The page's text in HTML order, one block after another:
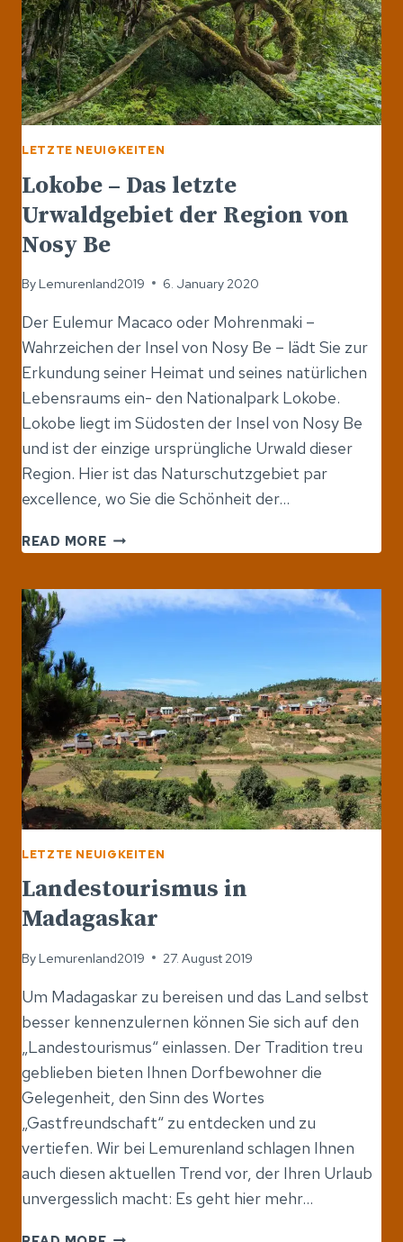
LETZTE NEUIGKEITEN
Lokobe – Das letzte
Urwaldgebiet der Region von
Nosy Be
By Lemurenland2019 6. January 2020
Der Eulemur Macaco oder Mohrenmaki –
Wahrzeichen der Insel von Nosy Be – lädt Sie zur
Erkundung seiner Heimat und seines natürlichen
Lebensraums ein- den Nationalpark Lokobe.
Lokobe liegt im Südosten der Insel von Nosy Be
und ist der einzige ursprüngliche Urwald dieser
Region. Hier ist das Naturschutzgebiet par
excellence, wo Sie die Schönheit der…
READ MORELOKOBE
–
LETZTE
URWALDGEBIET
VON
NOSY
BE
LETZTE NEUIGKEITEN
Landestourismus in
Madagaskar
By Lemurenland2019 27. August 2019
Um Madagaskar zu bereisen und das Land selbst
besser kennenzulernen können Sie sich auf den
„Landestourismus“ einlassen. Der Tradition treu
geblieben bieten Ihnen Dorfbewohner die
Gelegenheit, den Sinn des Wortes
„Gastfreundschaft“ zu entdecken und zu
vertiefen. Wir bei Lemurenland schlagen Ihnen
auch diesen aktuellen Trend vor, der Ihren Urlaub
unvergesslich macht: Es geht hier mehr…
LANDESTOURISMUS